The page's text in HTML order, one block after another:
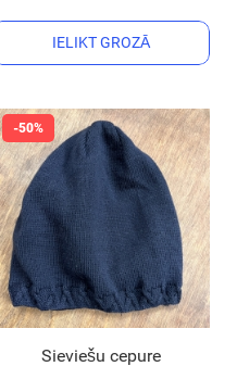
IELIKT GROZĀ
Sieviešu cepure